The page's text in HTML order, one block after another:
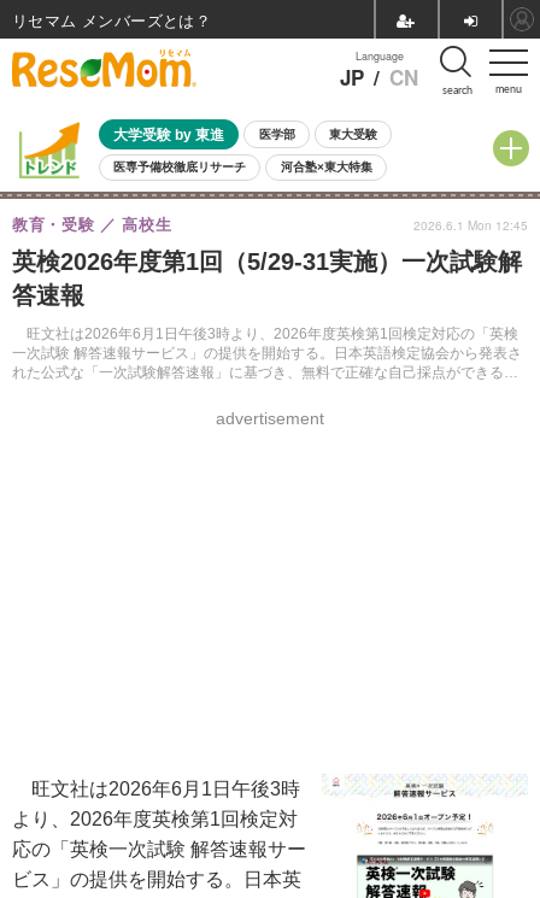
menu
Language
JP / CN search
大学受験 by 東進 医学部 東大受験
医専予備校徹底リサーチ 河合塾×東大特集
親子で考える大学選び 高校受験 中学受験 小学校受験
共通テスト 夏休み
8月開催イベント・WS 全国公立高校 過去問 人気記事
自由研究教材（小学生向け）
英検2026年度第1回（5/29-31実施）一次試験解
答速報
旺文社は2026年6月1日午後3時より、2026年度英検第1回検定対応の「英検
一次試験 解答速報サービス」の提供を開始する。日本英語検定協会から発表さ
れた公式な「一次試験解答速報」に基づき、無料で正確な自己採点ができる。
教育・受験 高校生
advertisement
2026.6.1 Mon 12:45
旺文社は2026年6月1日午後3時
より、2026年度英検第1回検定対
応の「英検一次試験 解答速報サー
ビス」の提供を開始する。日本英
リセマム メンバーズ